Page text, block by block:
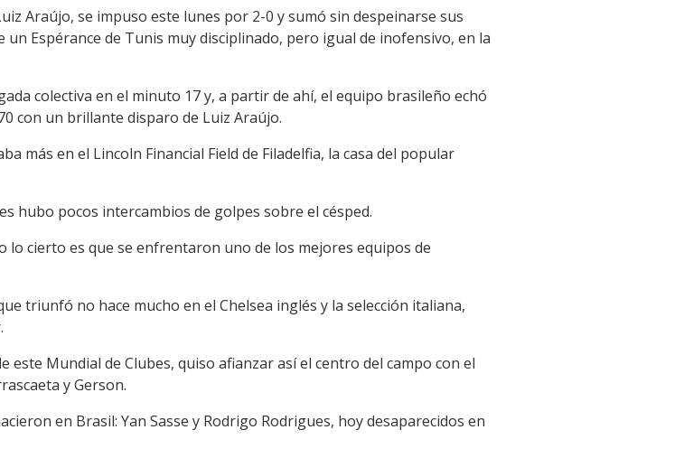
Araújo, se impuso este lunes por 2-0 y sumó sin despeinarse sus
Espérance de Tunis muy disciplinado, pero igual de inofensivo, en la
colectiva en el minuto 17 y, a partir de ahí, el equipo brasileño echó
con un brillante disparo de Luiz Araújo.
más en el Lincoln Financial Field de Filadelfia, la casa del popular
hubo pocos intercambios de golpes sobre el césped.
lo cierto es que se enfrentaron uno de los mejores equipos de
triunfó no hace mucho en el Chelsea inglés y la selección italiana,
este Mundial de Clubes, quiso afianzar así el centro del campo con el
y Gerson.
en Brasil: Yan Sasse y Rodrigo Rodrigues, hoy desaparecidos en